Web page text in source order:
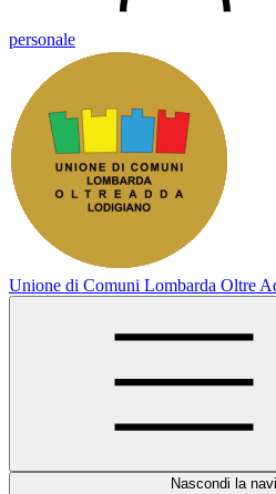
personale
Unione di Comuni Lombarda Oltre
Nascondi la